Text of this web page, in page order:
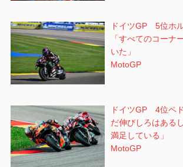
ドイツGP 5位ホ
「すべてのコーナ
いた」
MotoGP
ドイツGP 4位ペ
だ伸びしろはある
満足している」
MotoGP